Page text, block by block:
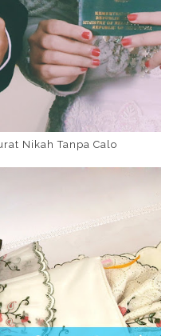
Nikah Tanpa Calo